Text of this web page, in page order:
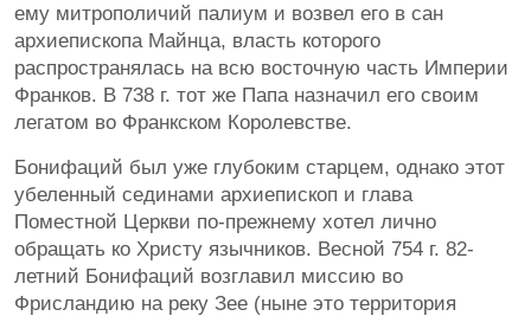
ему митрополичий палиум и возвел его в сан
архиепископа Майнца, власть которого
распространялась на всю восточную часть Империи
Франков. В 738 г. тот же Папа назначил его своим
легатом во Франкском Королевстве.
Бонифаций был уже глубоким старцем, однако этот
убеленный сединами архиепископ и глава
Поместной Церкви по-прежнему хотел лично
обращать ко Христу язычников. Весной 754 г. 82-
летний Бонифаций возглавил миссию во
Фрисландию на реку Зее (ныне это территория